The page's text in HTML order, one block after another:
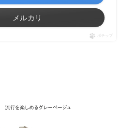
メルカリ
ポチップ